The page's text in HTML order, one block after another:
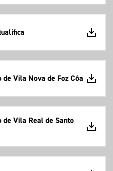
Vila Nova de Foz Côa
Vila Real de Santo